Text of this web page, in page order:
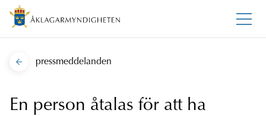
pressmeddelanden
En person åtalas för att ha